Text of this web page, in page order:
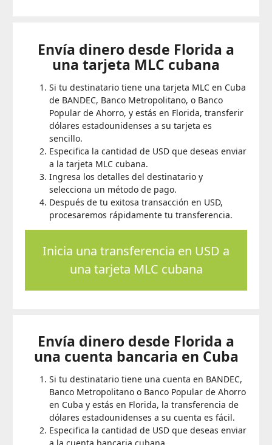
Envía dinero desde Florida a
una tarjeta MLC cubana
Si tu destinatario tiene una tarjeta MLC en Cuba
de BANDEC, Banco Metropolitano, o Banco
Popular de Ahorro, y estás en Florida, transferir
dólares estadounidenses a su tarjeta es
sencillo.
Especifica la cantidad de USD que deseas enviar
a la tarjeta MLC cubana.
Ingresa los detalles del destinatario y
selecciona un método de pago.
Después de tu exitosa transacción en USD,
procesaremos rápidamente tu transferencia.
Inicia una transferencia en USD a
una tarjeta MLC cubana
Envía dinero desde Florida a
una cuenta bancaria en Cuba
Si tu destinatario tiene una cuenta en BANDEC,
Banco Metropolitano o Banco Popular de Ahorro
en Cuba y estás en Florida, la transferencia de
dólares estadounidenses a su cuenta es fácil.
Especifica la cantidad de USD que deseas enviar